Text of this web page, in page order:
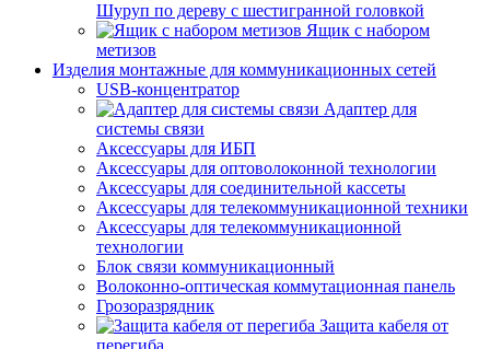
Шуруп по дереву с шестигранной головкой
Ящик с набором
метизов
Изделия монтажные для коммуникационных сетей
USB-концентратор
Адаптер для
системы связи
Аксессуары для ИБП
Аксессуары для оптоволоконной технологии
Аксессуары для соединительной кассеты
Аксессуары для телекоммуникационной техники
Аксессуары для телекоммуникационной
технологии
Блок связи коммуникационный
Волоконно-оптическая коммутационная панель
Грозоразрядник
Защита кабеля от
перегиба